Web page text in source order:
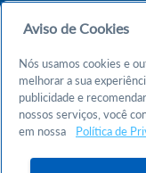
Aviso de Cookies
Nós usamos cookies e
melhorar a sua
publicidade e
nossos serviços, você
em nossa
Política de